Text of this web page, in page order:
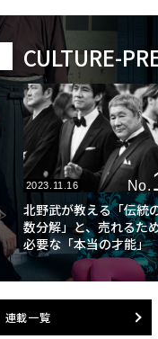
CULTURE-
2023.11.16 No.
北野武が教える「伝統
数分解」と、売れるた
必要な「本当の才能」
連載一覧